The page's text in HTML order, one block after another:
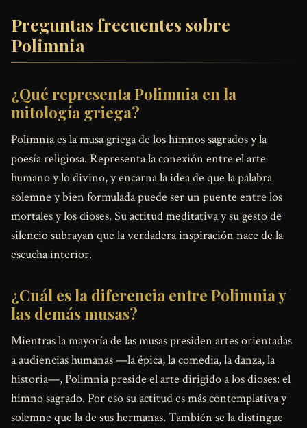
Preguntas frecuentes sobre
Polimnia
¿Qué representa Polimnia en la
mitología griega?
Polimnia es la musa griega de los himnos sagrados y la
poesía religiosa. Representa la conexión entre el arte
humano y lo divino, y encarna la idea de que la palabra
solemne y bien formulada puede ser un puente entre los
mortales y los dioses. Su actitud meditativa y su gesto de
silencio subrayan que la verdadera inspiración nace de la
escucha interior.
¿Cuál es la diferencia entre Polimnia y
las demás musas?
Mientras la mayoría de las musas presiden artes orientadas
a audiencias humanas —la épica, la comedia, la danza, la
historia—, Polimnia preside el arte dirigido a los dioses: el
himno sagrado. Por eso su actitud es más contemplativa y
solemne que la de sus hermanas. También se la distingue